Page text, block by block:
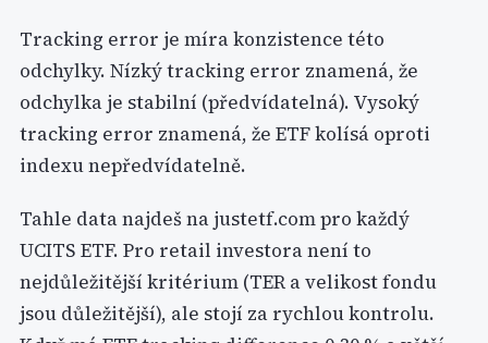
Tracking error je míra konzistence této
odchylky. Nízký tracking error znamená, že
odchylka je stabilní (předvídatelná). Vysoký
tracking error znamená, že ETF kolísá oproti
indexu nepředvídatelně.
Tahle data najdeš na justetf.com pro každý
UCITS ETF. Pro retail investora není to
nejdůležitější kritérium (TER a velikost fondu
jsou důležitější), ale stojí za rychlou kontrolu.